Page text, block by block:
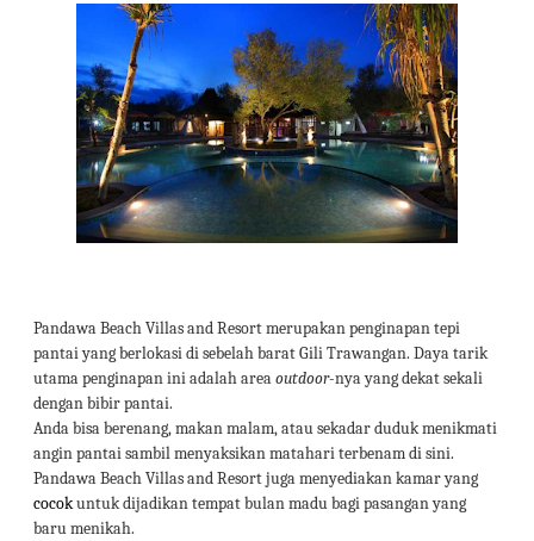
Pandawa Beach Villas and Resort merupakan penginapan tepi
pantai yang berlokasi di sebelah barat Gili Trawangan. Daya tarik
utama penginapan ini adalah areaoutdoor-nya yang dekat sekali
dengan bibir pantai.
Anda bisa berenang, makan malam, atau sekadar duduk menikmati
angin pantai sambil menyaksikan matahari terbenam di sini.
Pandawa Beach Villas and Resort juga menyediakan kamar yang
cocokuntuk dijadikan tempat bulan madu bagi pasangan yang
baru menikah.